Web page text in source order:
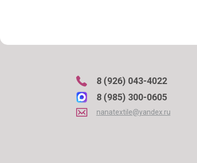
8 (926) 043-4022
8 (985) 300-0605
nanatextile@yandex.ru